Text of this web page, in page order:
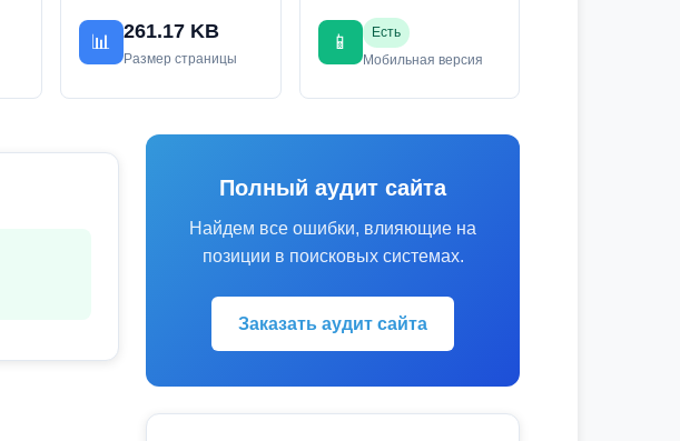
📊
261.17 KB
Размер страницы
📱
Есть
Мобильная версия
Полный аудит сайта
Найдем все ошибки, влияющие на
позиции в поисковых системах.
Заказать аудит сайта